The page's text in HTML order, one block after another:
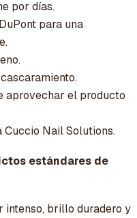
por días.
para una
aprovechar el producto
Nail Solutions.
estándares de
intenso, brillo duradero y